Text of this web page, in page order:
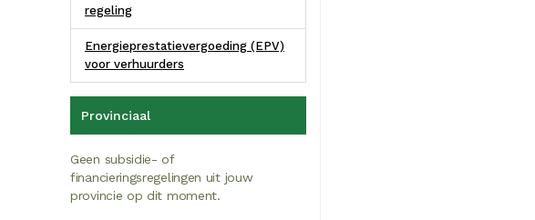
regeling
Energieprestatievergoeding (EPV)
voor verhuurders
Provinciaal
Geen subsidie- of
financieringsregelingen uit jouw
provincie op dit moment.